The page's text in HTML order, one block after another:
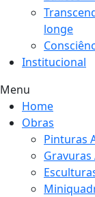
longe
Institucional
Menu
Home
Obras
Pinturas
Gravuras